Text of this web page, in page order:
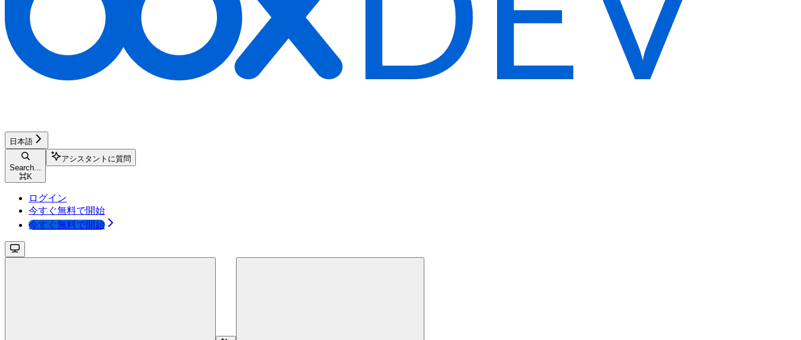
日本語
Search...
⌘K
アシスタントに質問
ログイン
今すぐ無料で開始
今すぐ無料で開始